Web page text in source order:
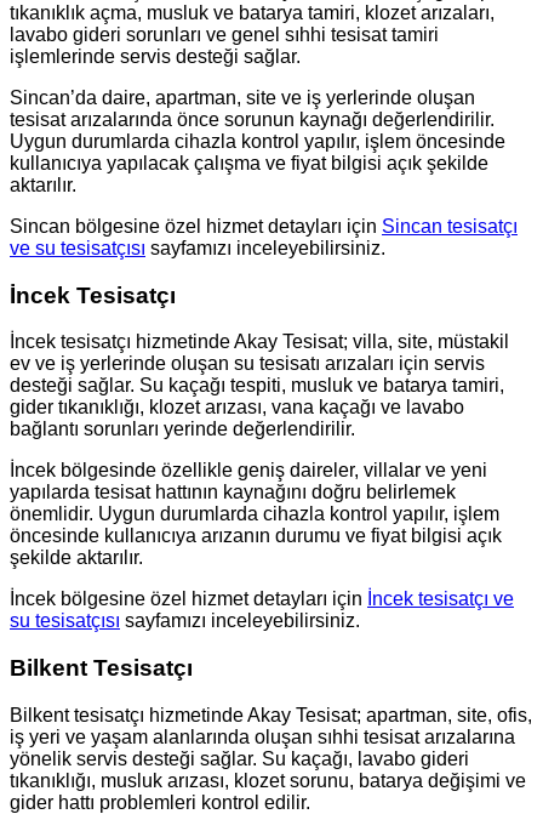
tıkanıklık açma, musluk ve batarya tamiri, klozet arızaları,
lavabo gideri sorunları ve genel sıhhi tesisat tamiri
işlemlerinde servis desteği sağlar.
Sincan’da daire, apartman, site ve iş yerlerinde oluşan
tesisat arızalarında önce sorunun kaynağı değerlendirilir.
Uygun durumlarda cihazla kontrol yapılır, işlem öncesinde
kullanıcıya yapılacak çalışma ve fiyat bilgisi açık şekilde
aktarılır.
Sincan bölgesine özel hizmet detayları için Sincan tesisatçı
ve su tesisatçısı sayfamızı inceleyebilirsiniz.
İncek Tesisatçı
İncek tesisatçı hizmetinde Akay Tesisat; villa, site, müstakil
ev ve iş yerlerinde oluşan su tesisatı arızaları için servis
desteği sağlar. Su kaçağı tespiti, musluk ve batarya tamiri,
gider tıkanıklığı, klozet arızası, vana kaçağı ve lavabo
bağlantı sorunları yerinde değerlendirilir.
İncek bölgesinde özellikle geniş daireler, villalar ve yeni
yapılarda tesisat hattının kaynağını doğru belirlemek
önemlidir. Uygun durumlarda cihazla kontrol yapılır, işlem
öncesinde kullanıcıya arızanın durumu ve fiyat bilgisi açık
şekilde aktarılır.
İncek bölgesine özel hizmet detayları için İncek tesisatçı ve
su tesisatçısı sayfamızı inceleyebilirsiniz.
Bilkent Tesisatçı
Bilkent tesisatçı hizmetinde Akay Tesisat; apartman, site, ofis,
iş yeri ve yaşam alanlarında oluşan sıhhi tesisat arızalarına
yönelik servis desteği sağlar. Su kaçağı, lavabo gideri
tıkanıklığı, musluk arızası, klozet sorunu, batarya değişimi ve
gider hattı problemleri kontrol edilir.